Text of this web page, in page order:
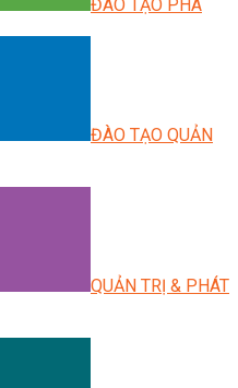
ĐÀO TẠO PHA
ĐÀO TẠO QUẢN
QUẢN TRỊ & PHÁT